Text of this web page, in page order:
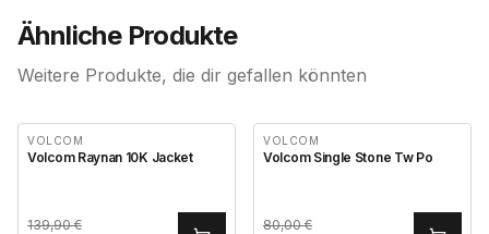
Ähnliche Produkte
Weitere Produkte, die dir gefallen könnten
VOLCOM
Volcom Raynan 10K Jacket
139,90€
VOLCOM
Volcom Single Stone Tw Po
80,00€